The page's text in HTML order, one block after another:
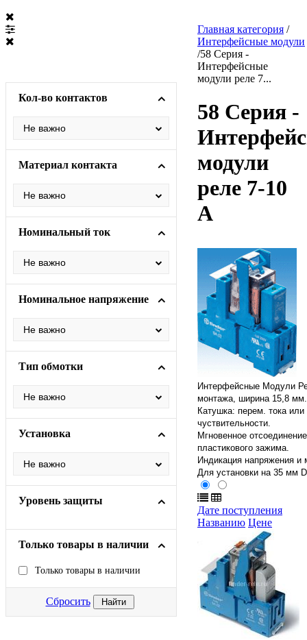
Кол-во контактов
Материал контакта
Номинальный ток
Номинальное напряжение
Тип обмотки
Установка
Уровень защиты
Только товары в наличии
Только товары в наличии
Сбросить
Главная категория /
Интерфейсные модули
/58 Серия -
Интерфейсные
модули реле 7...
58 Серия -
модули
реле 7-10
A
Интерфейсные Модули
монтажа, ширина 15,8 мм.
Катушка: перем. тока или
чуствительности.
Мгновенное
пластикового зажима.
Индикация напряжения
Для установки на 35 мм
Дате поступления
Названию Цене